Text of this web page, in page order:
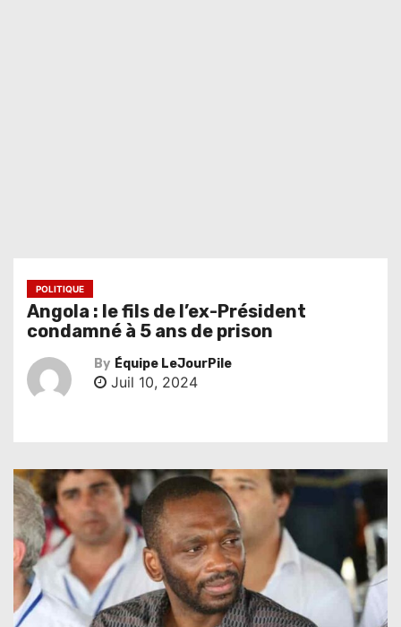
POLITIQUE
Angola : le fils de l’ex-Président
condamné à 5 ans de prison
By Équipe LeJourPile
Juil 10, 2024